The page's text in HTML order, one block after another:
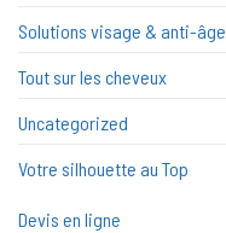
Solutions visage & anti-âge
Tout sur les cheveux
Uncategorized
Votre silhouette au Top
Devis en ligne